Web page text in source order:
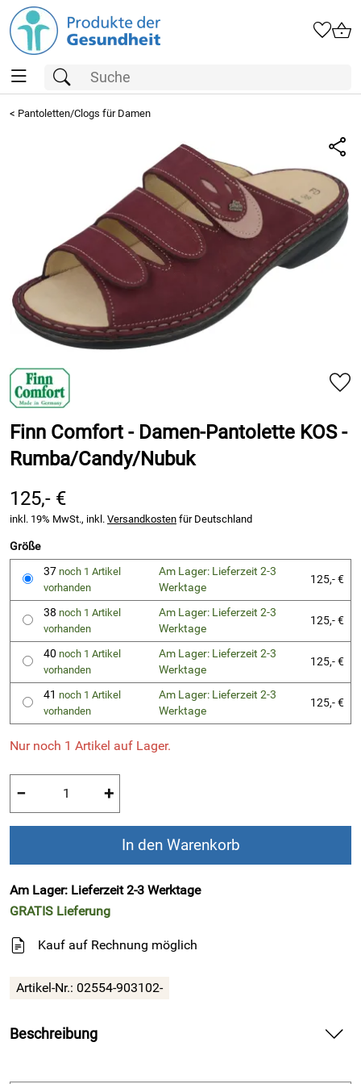
< Pantoletten/Clogs für Damen
Finn Comfort - Damen-Pantolette KOS -
Rumba/Candy/Nubuk
125,- €
inkl. 19% MwSt., inkl. Versandkosten für Deutschland
Größe
37 noch 1 Artikel
vorhanden
Am Lager: Lieferzeit 2-3
Werktage
125,- €
38 noch 1 Artikel
vorhanden
Am Lager: Lieferzeit 2-3
Werktage
125,- €
40 noch 1 Artikel
vorhanden
Am Lager: Lieferzeit 2-3
Werktage
125,- €
41 noch 1 Artikel
vorhanden
Am Lager: Lieferzeit 2-3
Werktage
125,- €
Nur noch 1 Artikel auf Lager.
− +
In den Warenkorb
Am Lager: Lieferzeit 2-3 Werktage
GRATIS Lieferung
Kauf auf Rechnung möglich
Artikel-Nr.: 02554-903102-
Beschreibung